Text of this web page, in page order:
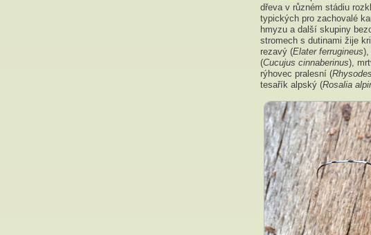
dřeva v různém stádiu
typických pro zachovalé
hmyzu a další skupiny
stromech s dutinami žije
rezavý (Elater ferrugineus),
(Cucujus cinnaberinus),
rýhovec pralesní (
tesařík alpský (Rosalia